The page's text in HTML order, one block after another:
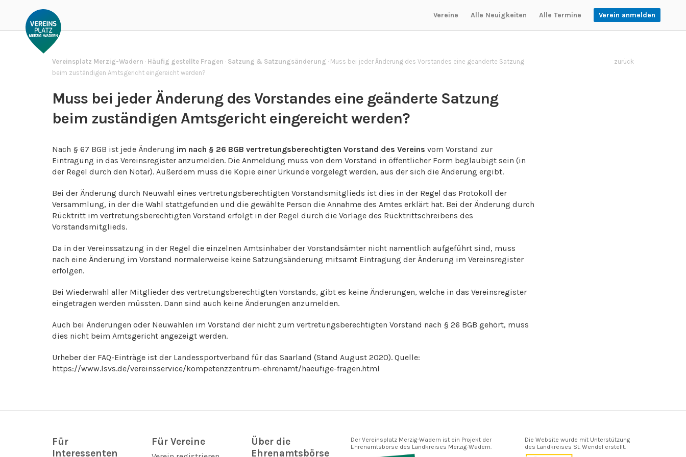
Vereine Alle Neuigkeiten Alle Termine Verein anmelden
Vereinsplatz Merzig-Wadern · Häufig gestellte Fragen · Satzung & Satzungsänderung · Muss bei jeder Änderung des Vorstandes eine geänderte Satzung
beim zuständigen Amtsgericht eingereicht werden?
zurück
Muss bei jeder Änderung des Vorstandes eine geänderte Satzung
beim zuständigen Amtsgericht eingereicht werden?
Nach § 67 BGB ist jede Änderung im nach § 26 BGB vertretungsberechtigten Vorstand des Vereins vom Vorstand zur
Eintragung in das Vereinsregister anzumelden. Die Anmeldung muss von dem Vorstand in öffentlicher Form beglaubigt sein (in
der Regel durch den Notar). Außerdem muss die Kopie einer Urkunde vorgelegt werden, aus der sich die Änderung ergibt.
Bei der Änderung durch Neuwahl eines vertretungsberechtigten Vorstandsmitglieds ist dies in der Regel das Protokoll der
Versammlung, in der die Wahl stattgefunden und die gewählte Person die Annahme des Amtes erklärt hat. Bei der Änderung durch
Rücktritt im vertretungsberechtigten Vorstand erfolgt in der Regel durch die Vorlage des Rücktrittschreibens des
Vorstandsmitglieds.
Da in der Vereinssatzung in der Regel die einzelnen Amtsinhaber der Vorstandsämter nicht namentlich aufgeführt sind, muss
nach eine Änderung im Vorstand normalerweise keine Satzungsänderung mitsamt Eintragung der Änderung im Vereinsregister
erfolgen.
Bei Wiederwahl aller Mitglieder des vertretungsberechtigten Vorstands, gibt es keine Änderungen, welche in das Vereinsregister
eingetragen werden müssten. Dann sind auch keine Änderungen anzumelden.
Auch bei Änderungen oder Neuwahlen im Vorstand der nicht zum vertretungsberechtigten Vorstand nach § 26 BGB gehört, muss
dies nicht beim Amtsgericht angezeigt werden.
Urheber der FAQ-Einträge ist der Landessportverband für das Saarland (Stand August 2020). Quelle:
https://www.lsvs.de/vereinsservice/kompetenzzentrum-ehrenamt/haeufige-fragen.html
Für
Interessenten
Für Vereine
Über die
Ehrenamtsbörse
Der Vereinsplatz Merzig-Wadern ist ein Projekt der
Ehrenamtsbörse des Landkreises Merzig-Wadern.
Die Website wurde mit Unterstützung
des Landkreises St. Wendel erstellt.